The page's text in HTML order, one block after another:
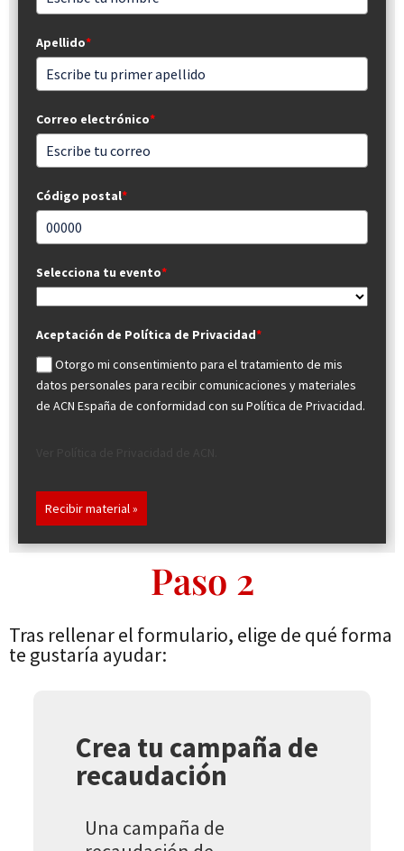
Apellido*
Correo electrónico*
Código postal*
Selecciona tu evento*
Aceptación de Política de Privacidad*
Otorgo mi consentimiento para el tratamiento de mis
datos personales para recibir comunicaciones y materiales
de ACN España de conformidad con su Política de Privacidad.
Recibir material »
Paso 2
Tras rellenar el formulario, elige de qué forma
te gustaría ayudar:
Crea tu campaña de
recaudación
Una campaña de